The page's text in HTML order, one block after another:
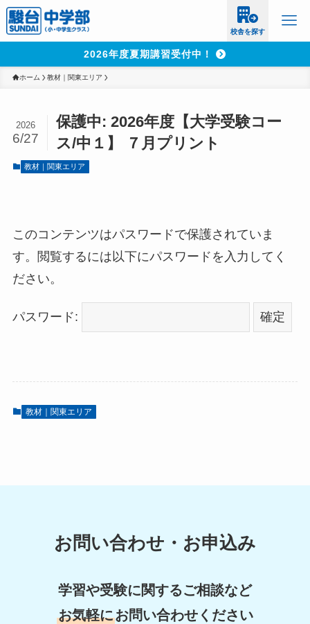
校舎を探す
2026年度夏期講習受付中！
ホーム 教材｜関東エリア
保護中: 2026年度【大学受験コー
ス/中１】 ７月プリント
2026
6/27
教材｜関東エリア
このコンテンツはパスワードで保護されていま
す。閲覧するには以下にパスワードを入力してく
ださい。
パスワード:
教材｜関東エリア
お問い合わせ・お申込み
学習や受験に関するご相談など
お気軽にお問い合わせください